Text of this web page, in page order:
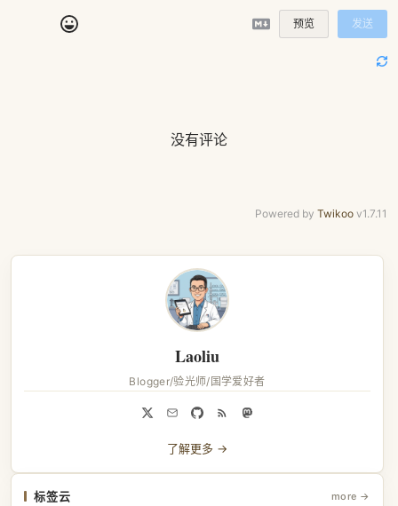
预览 发送
没有评论
Powered by Twikoo v1.7.11
Laoliu
Blogger/验光师/国学爱好者
了解更多 →
标签云 more →